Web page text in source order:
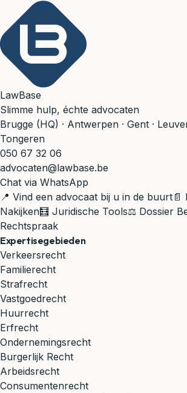
LawBase
Slimme hulp, échte advocaten
Brugge (HQ) · Antwerpen · Gent ·
Tongeren
050 67 32 06
advocaten@lawbase.be
Chat via WhatsApp
📍 Vind een advocaat bij u in de buurt 📄
Nakijken🧮 Juridische Tools⚖️ Dossier
Rechtspraak
Expertisegebieden
Verkeersrecht
Familierecht
Strafrecht
Vastgoedrecht
Huurrecht
Erfrecht
Ondernemingsrecht
Burgerlijk Recht
Arbeidsrecht
Consumentenrecht